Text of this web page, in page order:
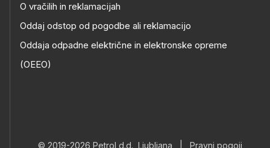
O vračilih in reklamacijah
Oddaj odstop od pogodbe ali reklamacijo
Oddaja odpadne električne in elektronske opreme
(OEEO)
© 2019-2026 Petrol d.d., Ljubljana Pravni pogoji